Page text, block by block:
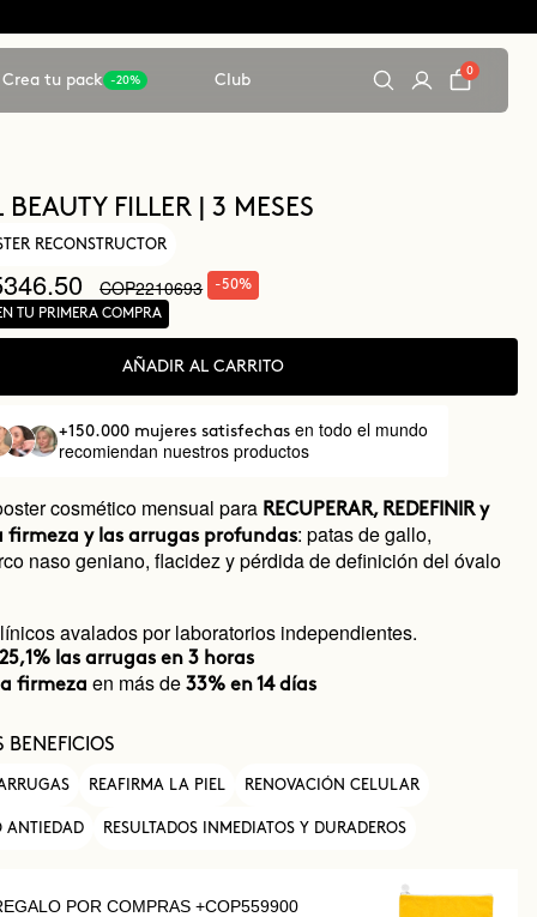
Crea tu pack -20% Club
0
FILLER | 3 MESES
RECONSTRUCTOR
COP2210693 -50%
TU PRIMERA COMPRA
AÑADIR AL CARRITO
+150.000 mujeres satisfechas en todo el mundo
recomiendan nuestros productos
cosmético mensual para RECUPERAR, REDEFINIR y
firmeza y las arrugas profundas: patas de gallo,
naso geniano, flacidez y pérdida de definición del óvalo
avalados por laboratorios independientes.
25,1% las arrugas en 3 horas
firmeza en más de33% en 14 días
BENEFICIOS
REAFIRMA LA PIEL RENOVACIÓN CELULAR
ANTIEDAD RESULTADOS INMEDIATOS Y DURADEROS
POR COMPRAS +COP559900